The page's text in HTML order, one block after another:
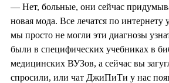
— Нет, больные, они сейчас
новая мода. Все лечатся по интернету
мы просто не могли эти диагнозы
были в специфических учебниках в
медицинских ВУЗов, а сейчас вы
спросили, или чат ДжиПиТи у нас